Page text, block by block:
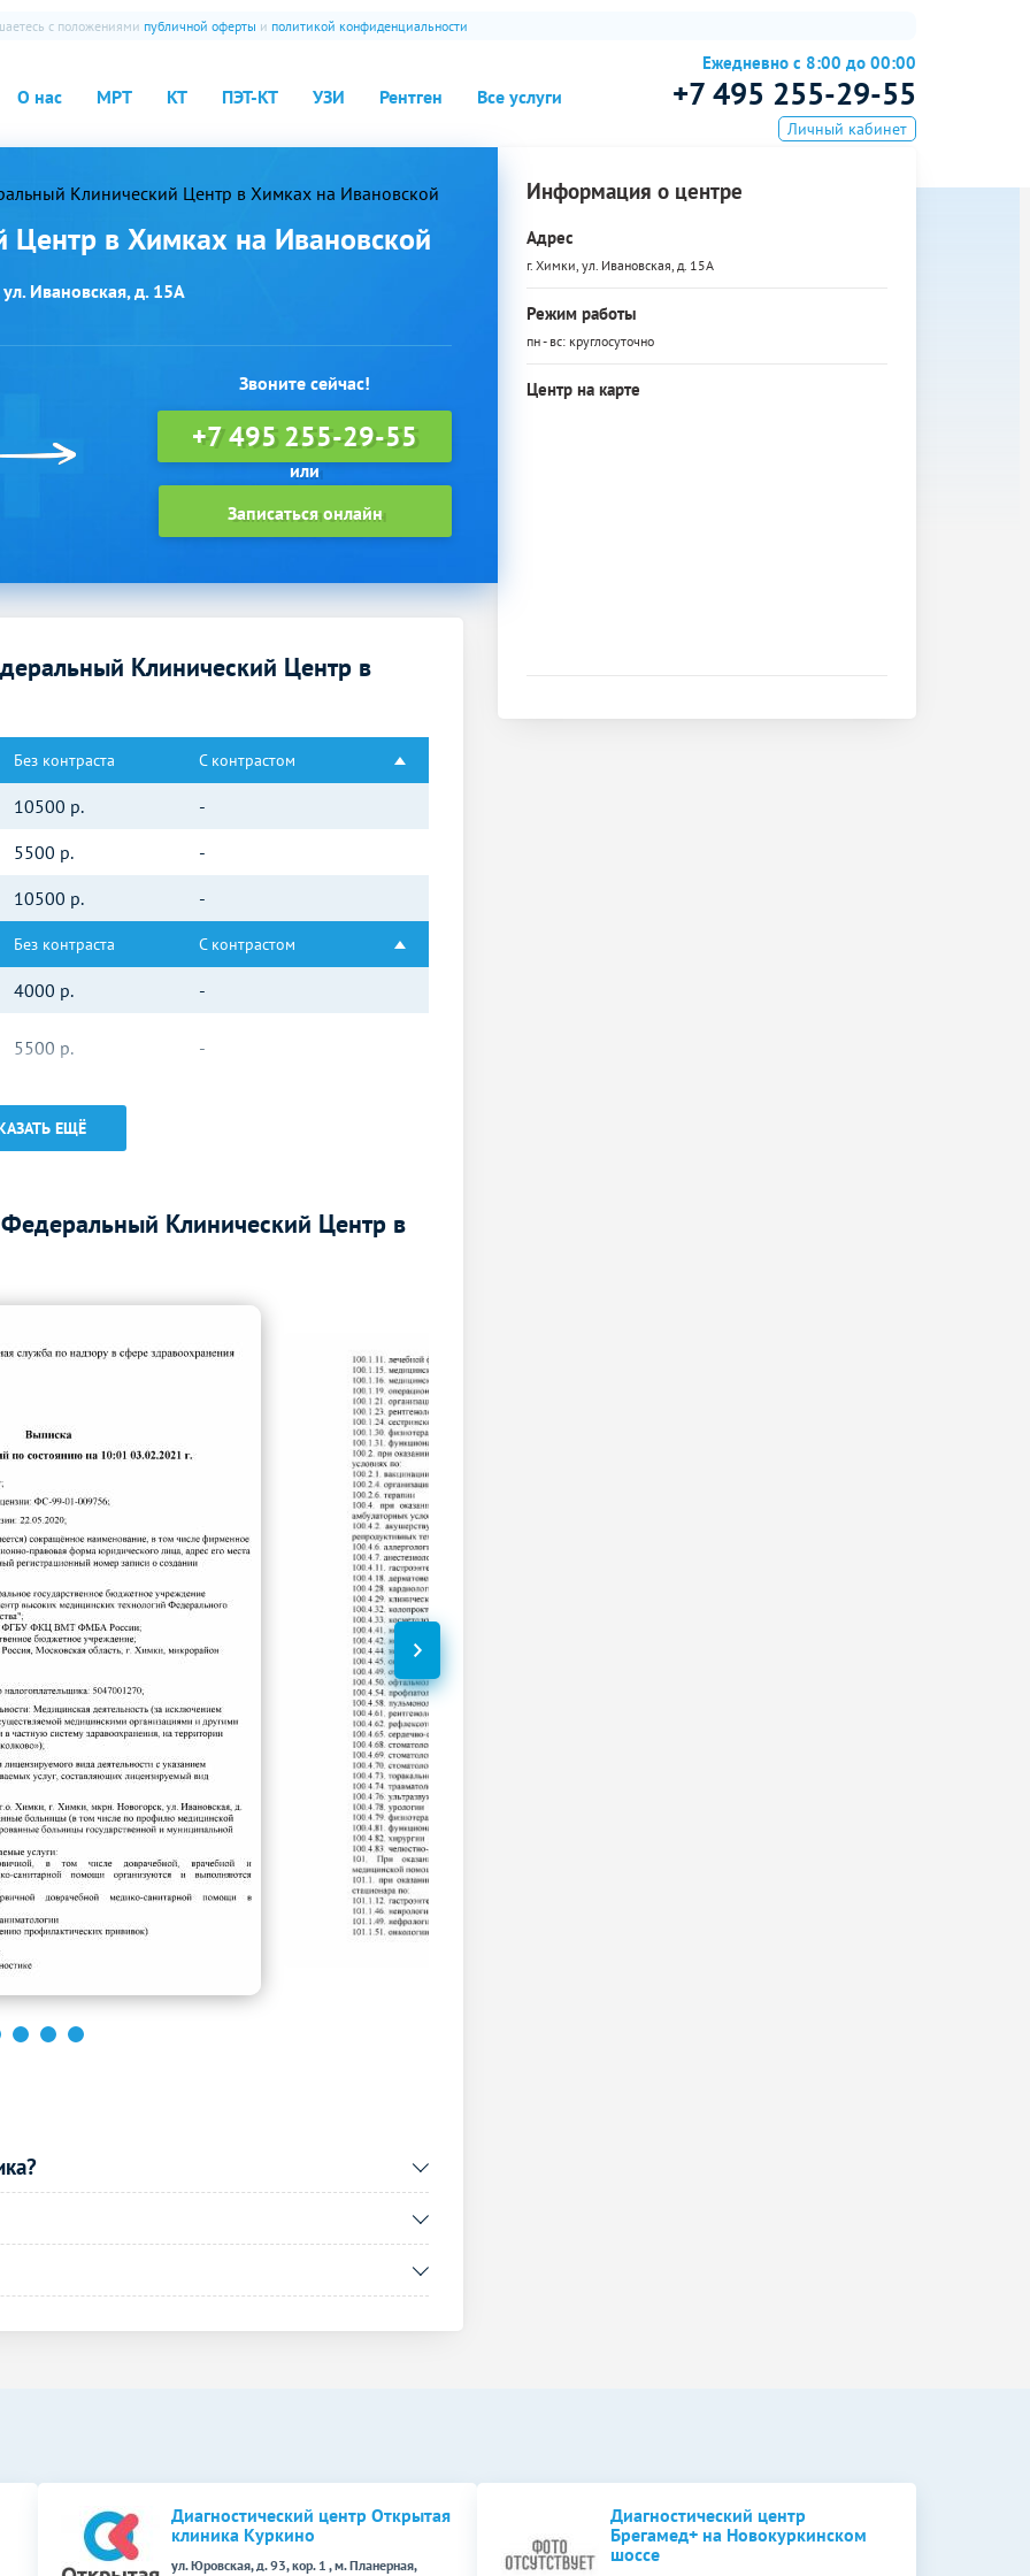
О нас МРТ КТ ПЭТ-КТ УЗИ Рентген Все услуги
с положениями публичной оферты и политикой конфиденциальности
Ежедневно с 8:00 до 00:00
+7 495 255-29-55
Личный кабинет
Клинический Центр в Химках на Ивановской
в Химках на Ивановской
Ивановская, д. 15А
Звоните сейчас!
+7 495 255-29-55
Записаться онлайн
Информация о центре
Адрес
г. Химки, ул. Ивановская, д. 15А
Режим работы
пн - вс: круглосуточно
Центр на карте
Клинический Центр в
Без контраста С контрастом
10500 р.
-
5500 р.
-
10500 р. -
Без контраста С контрастом
4000 р.
-
5500 р. -
Без контраста
7000р.
Без контраста
4000р. -
7000р.
12500р.
12500р.
-
16500р.
-
9500р. -
5500р. -
Без контраста
5500
Без контраста С контрастом
4000р.
5500р.
8500р. -
5500р.
-
-
ЕЩЁ
Клинический Центр в
Диагностический центр Открытая
клиника Куркино
ул. Юровская, д. 93, кор. 1 , м. Планерная,
Диагностический центр
Брегамед+ на Новокуркинском
шоссе